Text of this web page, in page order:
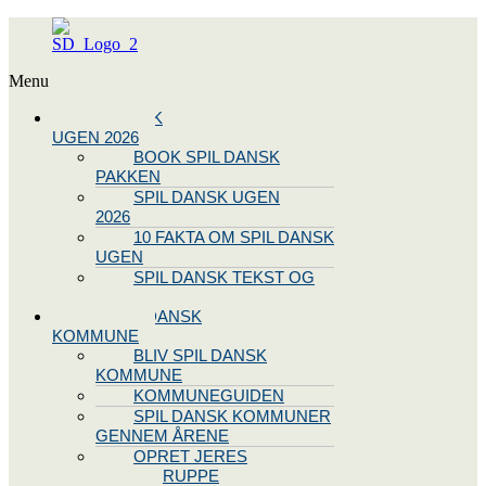
Menu
SPIL DANSK
UGEN 2026
BOOK SPIL DANSK
PAKKEN
SPIL DANSK UGEN
2026
10 FAKTA OM SPIL DANSK
UGEN
SPIL DANSK TEKST OG
BLIV SPIL DANSK
KOMMUNE
BLIV SPIL DANSK
KOMMUNE
KOMMUNEGUIDEN
SPIL DANSK KOMMUNER
GENNEM ÅRENE
OPRET JERES
STYREGRUPPE